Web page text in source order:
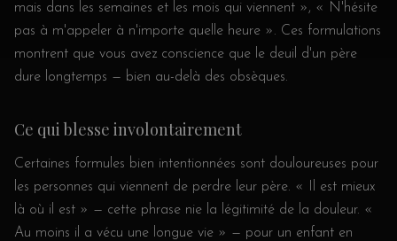
mais dans les semaines et les mois qui viennent », « N'hésite
pas à m'appeler à n'importe quelle heure ». Ces formulations
montrent que vous avez conscience que le deuil d'un père
dure longtemps — bien au-delà des obsèques.
Ce qui blesse involontairement
Certaines formules bien intentionnées sont douloureuses pour
les personnes qui viennent de perdre leur père. « Il est mieux
là où il est » — cette phrase nie la légitimité de la douleur. «
Au moins il a vécu une longue vie » — pour un enfant en